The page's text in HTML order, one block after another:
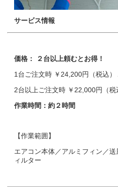
サービス情報
価格：
２台以上頼むとお得！
1台ご注文時 ￥24,200円（税込）
2台以上ご注文時 ￥22,000円（税
作業時間：約２時間
【作業範囲】
エアコン本体／アルミフィン／
ィルター